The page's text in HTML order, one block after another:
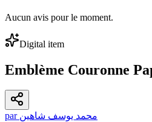
Aucun avis pour le moment.
Digital item
Emblème Couronne
par محمد يوسف شاهين